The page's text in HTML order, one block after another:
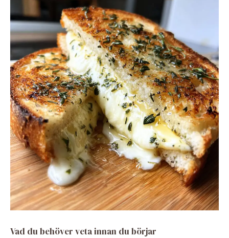
Vad du behöver veta innan du börjar